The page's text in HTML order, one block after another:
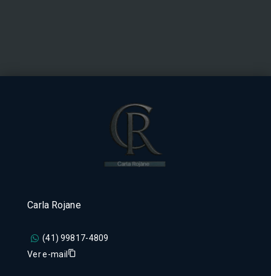
Carla Rojane
(41) 99817-4809
Ver e-mail